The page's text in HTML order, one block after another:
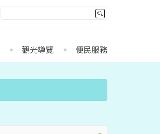
觀光導覽 便民服務